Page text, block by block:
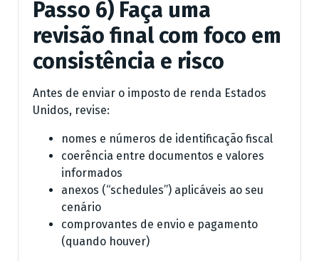
Passo 6) Faça uma
revisão final com foco em
consistência e risco
Antes de enviar o imposto de renda Estados
Unidos, revise:
nomes e números de identificação fiscal
coerência entre documentos e valores
informados
anexos (“schedules”) aplicáveis ao seu
cenário
comprovantes de envio e pagamento
(quando houver)